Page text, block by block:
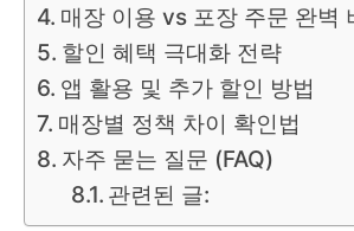
매장 이용 vs 포장 주문 완벽
할인 혜택 극대화 전략
앱 활용 및 추가 할인 방법
매장별 정책 차이 확인법
자주 묻는 질문 (FAQ)
관련된 글: